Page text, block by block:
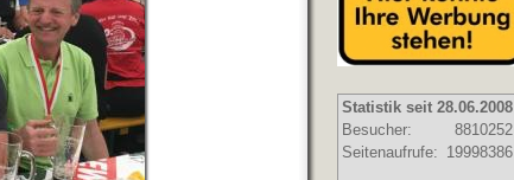
Statistik seit 28.06.2008
Besucher:
8810252
Seitenaufrufe: 19998386